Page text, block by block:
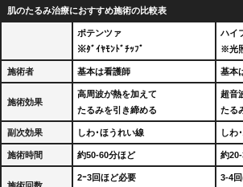
肌のたるみ治療におすすめ施術の比較表
ポテンツァ
※ﾀﾞｲﾔﾓﾝﾄﾞﾁｯﾌﾟ
ハイ
※光
施術者 基本は看護師 基本
施術効果
高周波が熱を加えて
たるみを引き締める
超音
たる
副次効果 しわ･ほうれい線 しわ
施術時間 約50-60分ほど 約
2ｰ3回ほど必要 3-4